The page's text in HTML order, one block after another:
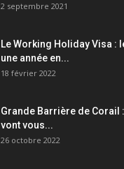
2 septembre 2021
Le Working Holiday Visa :
une année en...
18 février 2022
Grande Barrière de Corail
vont vous...
26 octobre 2022